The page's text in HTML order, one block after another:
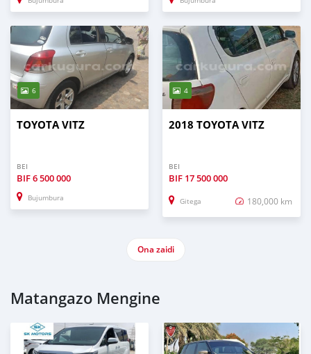
6
TOYOTA VITZ
BEI
BIF6 500 000
Bujumbura
4
2018 TOYOTA VITZ
BEI
BIF 17 500 000
Gitega 180,000 km
Ona zaidi
Matangazo Mengine